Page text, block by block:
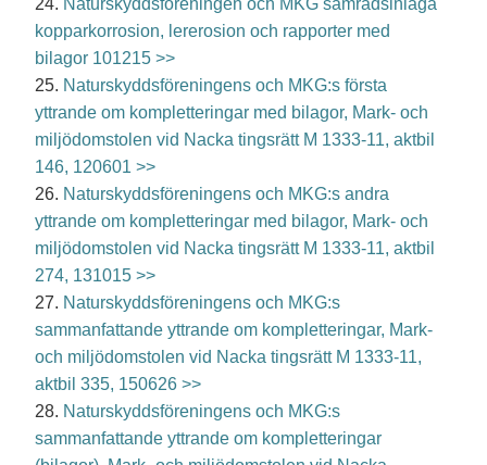
kopparkorrosion, lererosion och rapporter med
bilagor 101215 >>
25. Naturskyddsföreningens och MKG:s första
yttrande om kompletteringar med bilagor, Mark- och
miljödomstolen vid Nacka tingsrätt M 1333-11, aktbil
146, 120601 >>
26. Naturskyddsföreningens och MKG:s andra
yttrande om kompletteringar med bilagor, Mark- och
miljödomstolen vid Nacka tingsrätt M 1333-11, aktbil
274, 131015 >>
27. Naturskyddsföreningens och MKG:s
sammanfattande yttrande om kompletteringar, Mark-
och miljödomstolen vid Nacka tingsrätt M 1333-11,
aktbil 335, 150626 >>
28. Naturskyddsföreningens och MKG:s
sammanfattande yttrande om kompletteringar